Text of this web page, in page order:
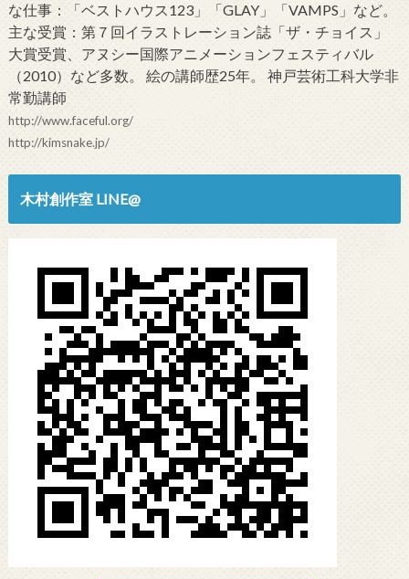
な仕事：「ベストハウス123」「GLAY」「VAMPS」など。
主な受賞：第７回イラストレーション誌「ザ・チョイス」
大賞受賞、アヌシー国際アニメーションフェスティバル
（2010）など多数。 絵の講師歴25年。 神戸芸術工科大学非
常勤講師
http://www.faceful.org/
http://kimsnake.jp/
木村創作室 LINE@